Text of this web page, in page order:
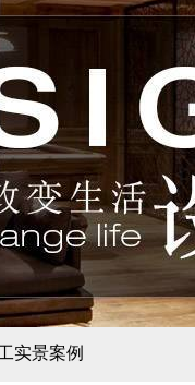
实景案例